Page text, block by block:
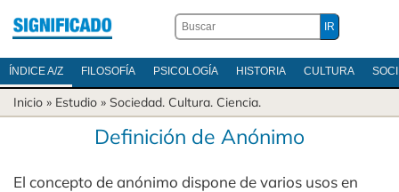
ÍNDICE A/Z FILOSOFÍA PSICOLOGÍA HISTORIA CULTURA
Inicio » Estudio » Sociedad. Cultura. Ciencia.
Definición de Anónimo
El concepto de anónimo dispone de varios usos en